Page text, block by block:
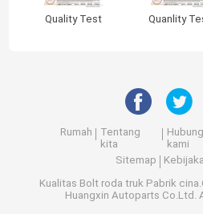
Quality Test Quanlity
Rumah
Tentang
kita
kami
Sitemap
Kualitas Bolt roda truk Pabrik
Huangxin Autoparts Co.Ltd.